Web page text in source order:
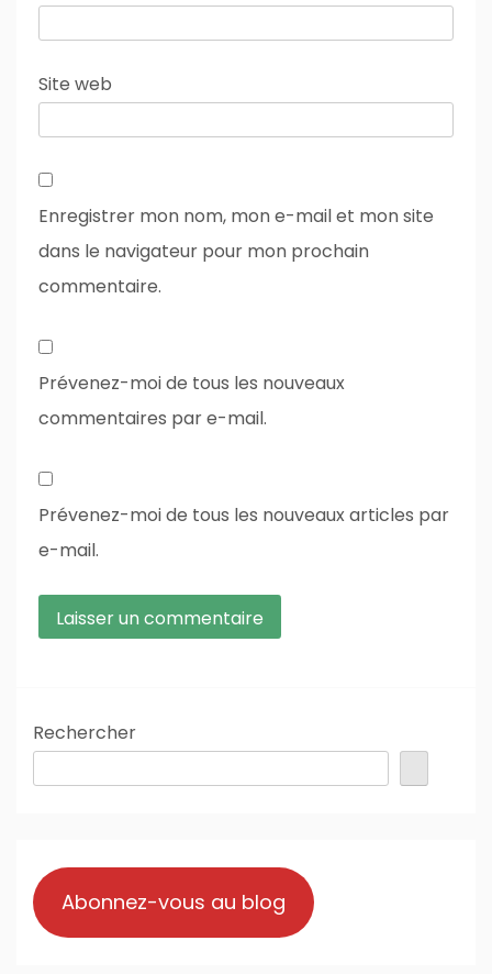
Site web
Enregistrer mon nom, mon e-mail et mon site
dans le navigateur pour mon prochain
commentaire.
Prévenez-moi de tous les nouveaux
commentaires par e-mail.
Prévenez-moi de tous les nouveaux articles par
e-mail.
Rechercher
Abonnez-vous au blog